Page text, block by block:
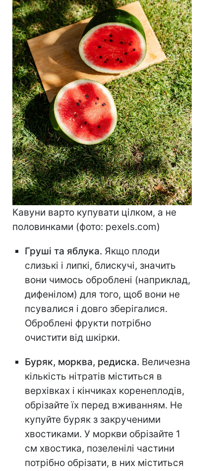
Кавуни варто купувати цілком, а не
половинками (фото: pexels.com)⠀
Груші та яблука. Якщо плоди
слизькі і липкі, блискучі, значить
вони чимось оброблені (наприклад,
дифенілом) для того, щоб вони не
псувалися і довго зберігалися.
Оброблені фрукти потрібно
очистити від шкірки.
Буряк, морква, редиска. Величезна
кількість нітратів міститься в
верхівках і кінчиках коренеплодів,
обрізайте їх перед вживанням. Не
купуйте буряк з закрученими
хвостиками. У моркви обрізайте 1
см хвостика, позеленілі частини
потрібно обрізати, в них міститься